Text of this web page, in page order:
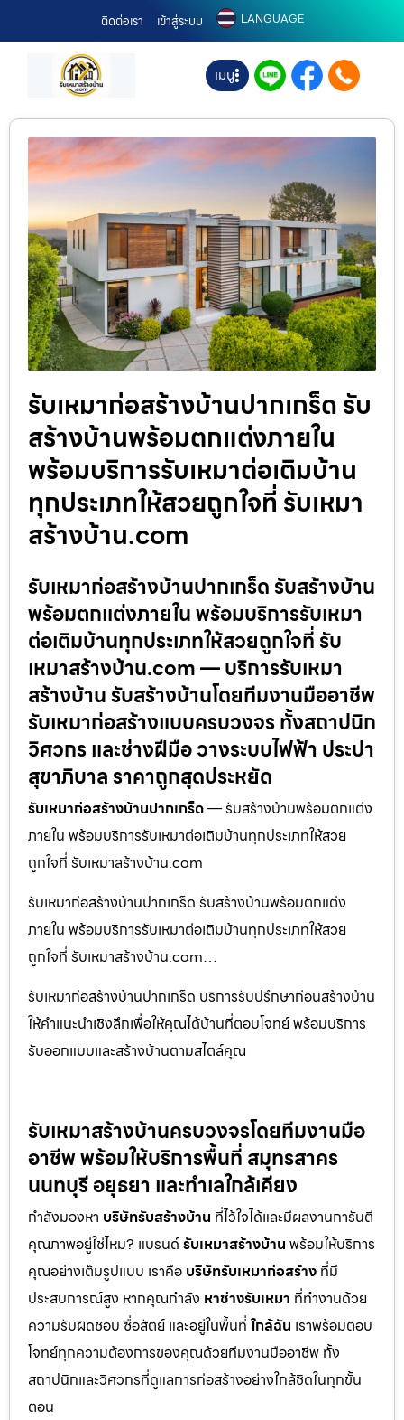
ติดต่อเรา เข้าสู่ระบบ LANGUAGE
เมนู
รับเหมาก่อสร้างบ้านปากเกร็ด รับ
สร้างบ้านพร้อมตกแต่งภายใน
พร้อมบริการรับเหมาต่อเติมบ้าน
ทุกประเภทให้สวยถูกใจที่ รับเหมา
สร้างบ้าน.com
รับเหมาก่อสร้างบ้านปากเกร็ด รับสร้างบ้าน
พร้อมตกแต่งภายใน พร้อมบริการรับเหมา
ต่อเติมบ้านทุกประเภทให้สวยถูกใจที่ รับ
เหมาสร้างบ้าน.com — บริการรับเหมา
สร้างบ้าน รับสร้างบ้านโดยทีมงานมืออาชีพ
รับเหมาก่อสร้างแบบครบวงจร ทั้งสถาปนิก
วิศวกร และช่างฝีมือ วางระบบไฟฟ้า ประปา
สุขาภิบาล ราคาถูกสุดประหยัด
รับเหมาก่อสร้างบ้านปากเกร็ด— รับสร้างบ้านพร้อมตกแต่ง
ภายใน พร้อมบริการรับเหมาต่อเติมบ้านทุกประเภทให้สวย
ถูกใจที่ รับเหมาสร้างบ้าน.com
รับเหมาก่อสร้างบ้านปากเกร็ด รับสร้างบ้านพร้อมตกแต่ง
ภายใน พร้อมบริการรับเหมาต่อเติมบ้านทุกประเภทให้สวย
ถูกใจที่ รับเหมาสร้างบ้าน.com…
รับเหมาก่อสร้างบ้านปากเกร็ด บริการรับปรึกษาก่อนสร้างบ้าน
ให้คำแนะนำเชิงลึกเพื่อให้คุณได้บ้านที่ตอบโจทย์ พร้อมบริการ
รับออกแบบและสร้างบ้านตามสไตล์คุณ
รับเหมาสร้างบ้านครบวงจรโดยทีมงานมือ
อาชีพ พร้อมให้บริการพื้นที่ สมุทรสาคร
นนทบุรี อยุธยา และทำเลใกล้เคียง
กำลังมองหา บริษัทรับสร้างบ้าน ที่ไว้ใจได้และมีผลงานการันตี
คุณภาพอยู่ใช่ไหม? แบรนด์รับเหมาสร้างบ้าน พร้อมให้บริการ
คุณอย่างเต็มรูปแบบ เราคือ บริษัทรับเหมาก่อสร้าง ที่มี
ประสบการณ์สูง หากคุณกำลัง หาช่างรับเหมา ที่ทำงานด้วย
ความรับผิดชอบ ซื่อสัตย์ และอยู่ในพื้นที่ ใกล้ฉัน เราพร้อมตอบ
โจทย์ทุกความต้องการของคุณด้วยทีมงานมืออาชีพ ทั้ง
สถาปนิกและวิศวกรที่ดูแลการก่อสร้างอย่างใกล้ชิดในทุกขั้น
ตอน